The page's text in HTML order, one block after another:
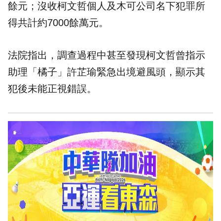
餘元；沒收柯文哲個人及木可公司名下犯罪所
得共計約7000餘萬元。
法院指出，調查過程中甚至發現柯文哲曾指示
助理「橘子」許芷瑜緊急出境避風頭，顯示其
犯後未能正視錯誤。